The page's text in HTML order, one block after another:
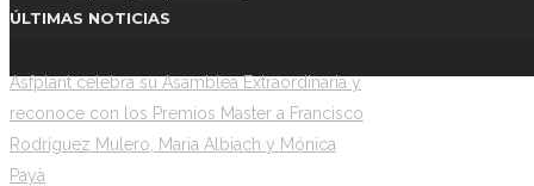
ÚLTIMAS NOTICIAS
Asfplant celebra su Asamblea Extraordinaria y
reconoce con los Premios Master a Francisco
Rodríguez Mulero, Maria Albiach y Mónica
Payà